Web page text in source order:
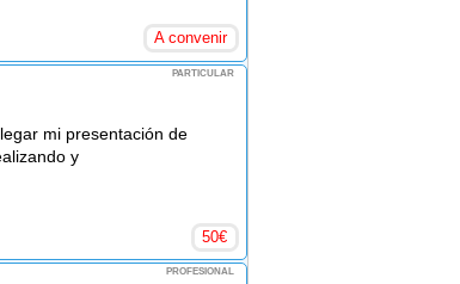
A convenir
PARTICULAR
mi presentación de
y
50€
PROFESIONAL